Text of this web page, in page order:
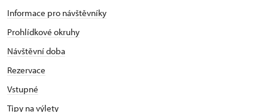
Informace pro návštěvníky
Prohlídkové okruhy
Návštěvní doba
Rezervace
Vstupné
Tipy na výlety